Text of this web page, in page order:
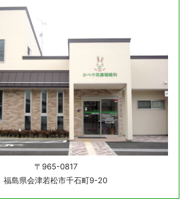
〒965-0817
福島県会津若松市千石町9-20